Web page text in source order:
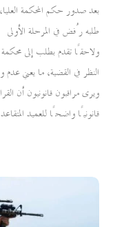
بعد صدور حكم المحكمة
طلبه رُفض في المرحلة الأولى
ولاحقًا تقدم بطلب إلى محكمة
النظر في القضية، ما يعني
ويرى مراقبون قانونيون أن
قانونيًا واضحًا للعميد